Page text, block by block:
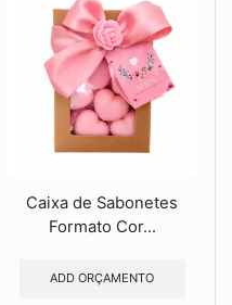
Caixa de Sabonetes
Formato Cor...
ADD ORÇAMENTO